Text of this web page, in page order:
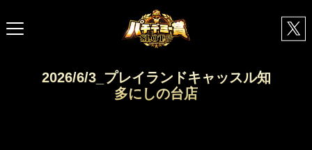
2026/6/3_プレイランドキャッスル知
多にしの台店